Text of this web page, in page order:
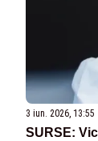
3 iun. 2026, 13:55
SURSE: